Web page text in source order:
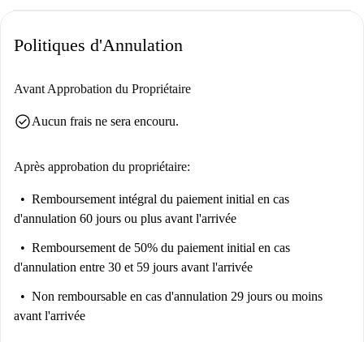
Politiques d'Annulation
Avant Approbation du Propriétaire
check_circleAucun frais ne sera encouru.
Après approbation du propriétaire:
Remboursement intégral du paiement initial en cas
d'annulation 60 jours ou plus avant l'arrivée
Remboursement de 50% du paiement initial en cas
d'annulation entre 30 et 59 jours avant l'arrivée
Non remboursable en cas d'annulation 29 jours ou moins
avant l'arrivée